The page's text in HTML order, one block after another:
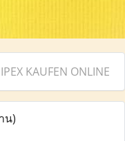
KAUFEN ONLINE
น)